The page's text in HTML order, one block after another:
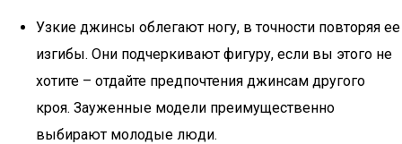
Узкие джинсы облегают ногу, в точности повторяя ее
изгибы. Они подчеркивают фигуру, если вы этого не
хотите – отдайте предпочтения джинсам другого
кроя. Зауженные модели преимущественно
выбирают молодые люди.